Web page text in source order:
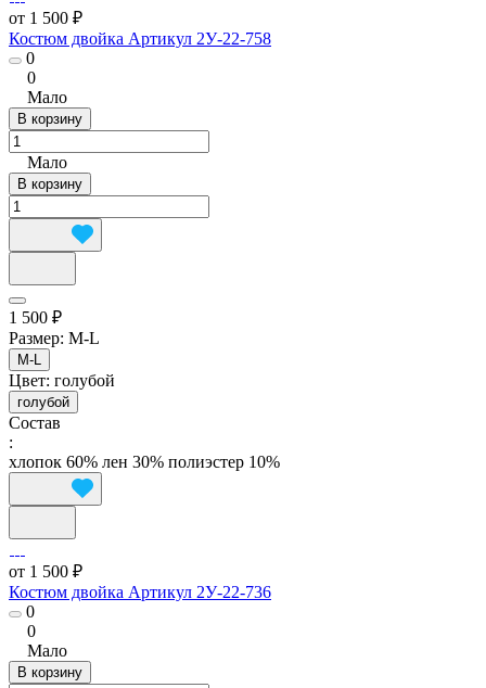
от 1 500 ₽
Костюм двойка Артикул 2У-22-758
0
0
Мало
В корзину
Мало
В корзину
1 500 ₽
Размер: M-L
M-L
Цвет: голубой
голубой
Состав
:
хлопок 60% лен 30% полиэстер 10%
от 1 500 ₽
Костюм двойка Артикул 2У-22-736
0
0
Мало
В корзину